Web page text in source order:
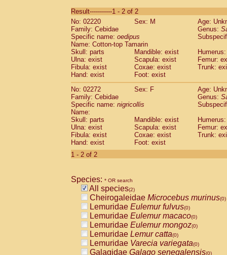
CebidaeSaguinus labiatus(0)
Cebidae Saguinus leucopus (0)
Cebidae
CebidaeSaguinus mystax
Cebidae Saguinus nigricollis (1)
Cebidae Saguinus oedipus
Cebidae Saguinus weddelli
Cebidae Saguinusspp.
Cebidae Aotus trivirgatus
Cebidae
CebidaeCebus apella
Cebidae
Cebidae Cebus nigrivittatus
Cebidae Cebusspp.(0)
Cebidae Saimiri boliviensis
CebidaeSaimiri sciureus(0)
AtelidaeAlouatta caraya(0)
Atelidae Alouatta seniculus
AtelidaeAlouatta
AtelidaeAteles belzebuth(0)
AtelidaeAteles geoffroyi(0)
AtelidaeAteles paniscus(0)
AtelidaeAtelesspp. (0)
AtelidaeLagothrix lagothricha
AtelidaeLagothrix lagothricha cana
PitheciidaeCacajao calvus
Result-----------1 - 2 of 2
No: 02220
Sex: M
Age:
Family: Cebidae
Genus:
Specific name: oedipus
Name: Cotton-top Tamarin
Skull: parts
Mandible: exist
Ulna: exist
Scapula: exist
Femur:
Fibula: exist
Coxae: exist
Trunk:
Hand: exist
Foot: exist
No: 02272
Sex: F
Age:
Family: Cebidae
Genus:
Specific name: nigricollis
Name:
Skull: parts
Mandible: exist
Ulna: exist
Scapula: exist
Femur:
Fibula: exist
Coxae: exist
Trunk:
Hand: exist
Foot: exist
1 - 2 of 2
Species: * OR search
All species(2)
Cheirogaleidae Microcebus murinus(0)
Lemuridae Eulemur fulvus(0)
Lemuridae Eulemur macaco(0)
Lemuridae Eulemur mongoz(0)
Lemuridae Lemur catta(0)
Lemuridae Varecia variegata(0)
Galagidae Galago senegalensis(0)